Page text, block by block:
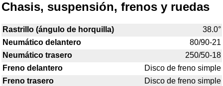
Chasis, suspensión, frenos y ruedas
Rastrillo (ángulo de horquilla)
38.0°
Neumático delantero
80/90-21
Neumático trasero
250/50-18
Freno delantero
Disco de freno simple
Freno trasero
Disco de freno simple